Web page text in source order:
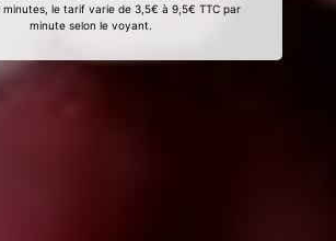
minutes, le tarif varie de 3,5€ à 9,5€ TTC par
minute selon le voyant.